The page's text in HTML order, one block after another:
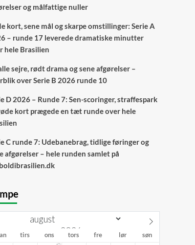
og målfattige nuller
kort, sene mål og skarpe omstillinger: Serie A
– runde 17 leverede dramatiske minutter
hele Brasilien
sejre, rødt drama og sene afgørelser –
over Serie B 2026 runde 10
D 2026 – Runde 7: Sen-scoringer, straffespark
kort prægede en tæt runde over hele
C runde 7: Udebanebrag, tidlige føringer og
afgørelser – hele runden samlet på
tirs ons tors fre lør søn